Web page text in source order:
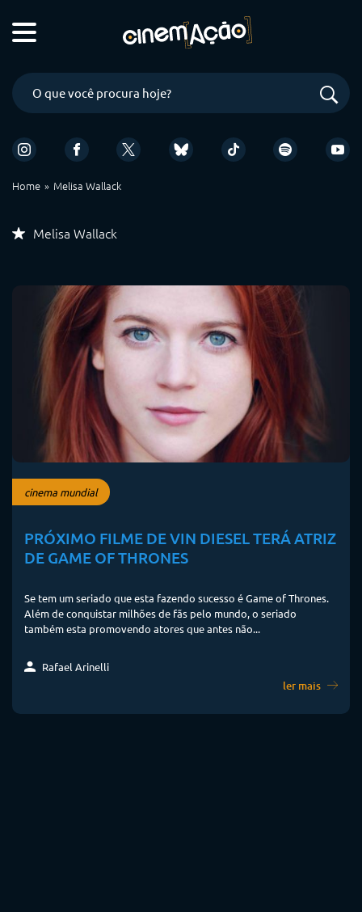
Home Melisa Wallack
Melisa Wallack
cinema mundial
PRÓXIMO FILME DE VIN DIESEL TERÁ ATRIZ
DE GAME OF THRONES
Se tem um seriado que esta fazendo sucesso é Game of Thrones.
Além de conquistar milhões de fãs pelo mundo, o seriado
também esta promovendo atores que antes não...
Rafael Arinelli
ler mais